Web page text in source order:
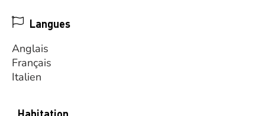
Langues
Anglais
Français
Italien